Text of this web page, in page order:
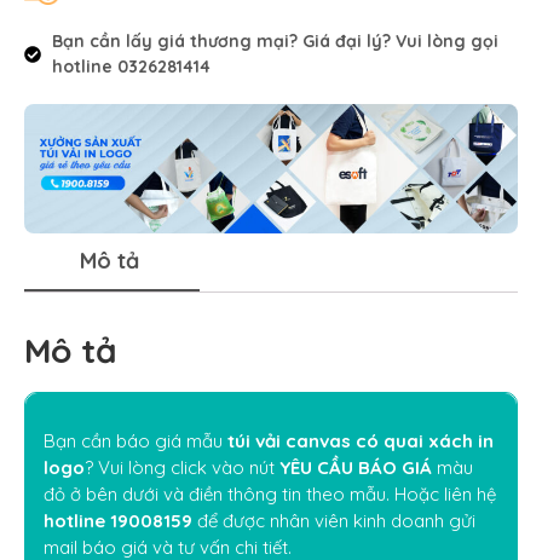
Bạn cần lấy giá thương mại? Giá đại lý? Vui lòng gọi
hotline 0326281414
Mô tả
Mô tả
Bạn cần báo giá mẫu túi vải canvas có quai xách in
logo? Vui lòng click vào nút YÊU CẦU BÁO GIÁ màu
đỏ ở bên dưới và điền thông tin theo mẫu. Hoặc liên hệ
hotline 19008159 để được nhân viên kinh doanh gửi
mail báo giá và tư vấn chi tiết.